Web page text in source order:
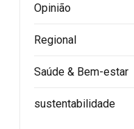
Opinião
Regional
Saúde & Bem-estar
sustentabilidade